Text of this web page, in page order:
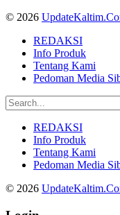
© 2026
REDAKSI
Info Produk
Tentang Kami
Pedoman Media
REDAKSI
Info Produk
Tentang Kami
Pedoman Media
© 2026